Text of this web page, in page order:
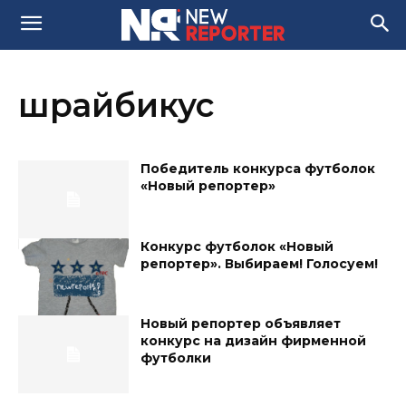
шрайбикус
Победитель конкурса футболок
«Новый репортер»
Конкурс футболок «Новый
репортер». Выбираем! Голосуем!
Новый репортер объявляет
конкурс на дизайн фирменной
футболки